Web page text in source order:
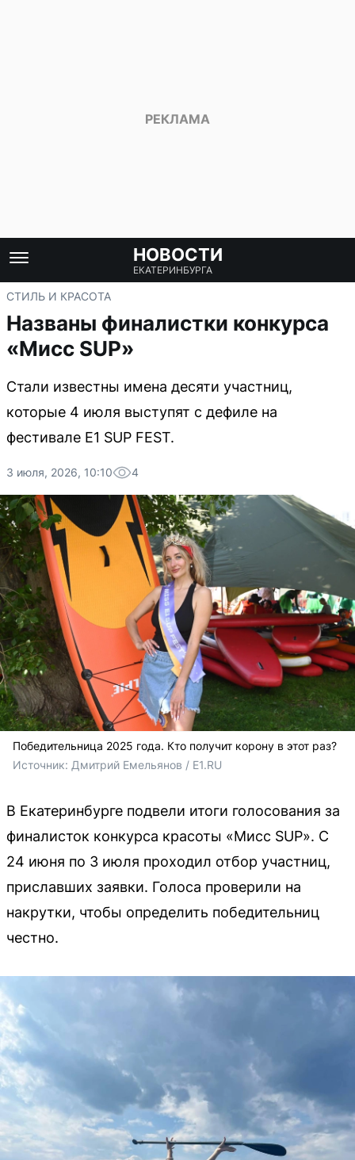
НОВОСТИ
ЕКАТЕРИНБУРГА
СТИЛЬ И КРАСОТА
Названы финалистки конкурса
«Мисс SUP»
Стали известны имена десяти участниц,
которые 4 июля выступят с дефиле на
фестивале E1 SUP FEST.
3 июля, 2026, 10:10 4
Победительница 2025 года. Кто получит корону в этот раз?
Источник: Дмитрий Емельянов / E1.RU
В Екатеринбурге подвели итоги голосования за
финалисток конкурса красоты «Мисс SUP». С
24 июня по 3 июля проходил отбор участниц,
приславших заявки. Голоса проверили на
накрутки, чтобы определить победительниц
честно.